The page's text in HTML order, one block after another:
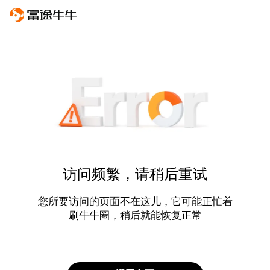
访问频繁，请稍后重试
您所要访问的页面不在这儿，它可能正忙着
刷牛牛圈，稍后就能恢复正常